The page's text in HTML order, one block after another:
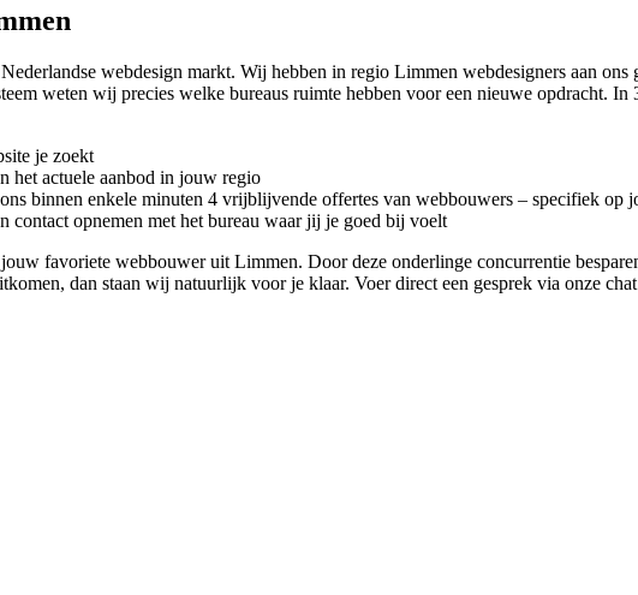
webdesign markt. Wij hebben in regio Limmen webdesigners aan
weten wij precies welke bureaus ruimte hebben voor een nieuwe opdracht.
je zoekt
het actuele aanbod in jouw regio
binnen enkele minuten 4 vrijblijvende offertes van webbouwers – specifiek op
contact opnemen met het bureau waar jij je goed bij voelt
favoriete webbouwer uit Limmen. Door deze onderlinge concurrentie
dan staan wij natuurlijk voor je klaar. Voer direct een gesprek via onze